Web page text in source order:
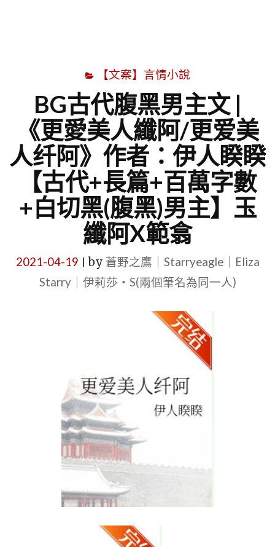
【文案】言情小說
BG古代腹黑男主文 |
《更愛美人纖阿/更爱美
人纤阿》作者：伊人睽睽
【古代+長篇+百萬字數
+白切黑(腹黑)男主】玉
纖阿X範翕
2021-04-19 by 蒼野之鷹｜Starryeagle｜Eliza
Starry｜伊莉莎・S(兩個筆名為同一人)